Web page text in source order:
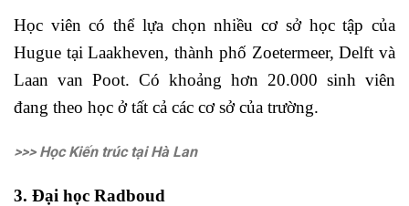
Học viên có thể lựa chọn nhiều cơ sở học tập của
Hugue tại Laakheven, thành phố Zoetermeer, Delft và
Laan van Poot. Có khoảng hơn 20.000 sinh viên
đang theo học ở tất cả các cơ sở của trường.
>>> Học Kiến trúc tại Hà Lan
3. Đại học Radboud